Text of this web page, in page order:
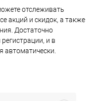
отслеживать
акций и скидок, а также
Достаточно
и в
автоматически.